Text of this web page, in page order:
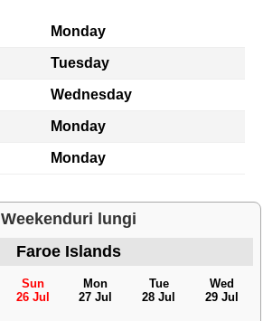
Monday
Tuesday
Wednesday
Monday
Monday
Weekenduri lungi
Faroe Islands
Sun
26 Jul
Mon
27 Jul
Tue
28 Jul
Wed
29 Jul